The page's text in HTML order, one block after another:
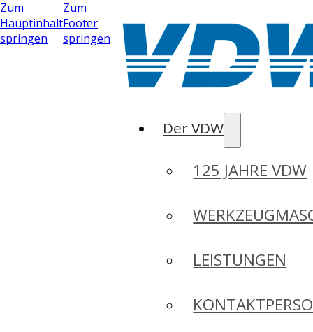
Zum
Hauptinhalt
springen
Zum
Footer
springen
Der VDW
125 JAHRE VDW
LEISTUNGEN